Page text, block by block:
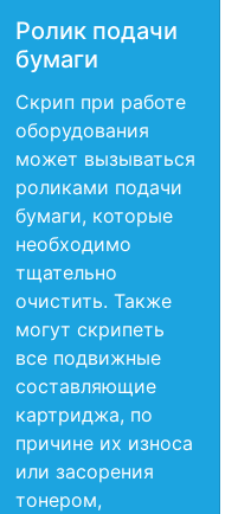
Ролик подачи
бумаги
Скрип при работе
оборудования
может вызываться
роликами подачи
бумаги, которые
необходимо
тщательно
очистить. Также
могут скрипеть
все подвижные
составляющие
картриджа, по
причине их износа
или засорения
тонером,